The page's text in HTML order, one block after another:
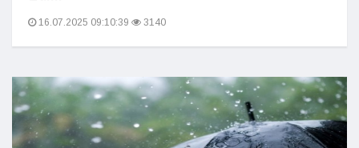
16.07.2025 09:10:39 3140